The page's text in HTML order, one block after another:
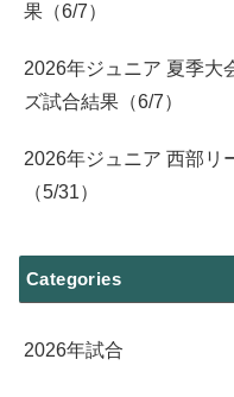
果（6/7）
2026年ジュニア 夏季大
ズ試合結果（6/7）
2026年ジュニア 西部リ
（5/31）
Categories
2026年試合